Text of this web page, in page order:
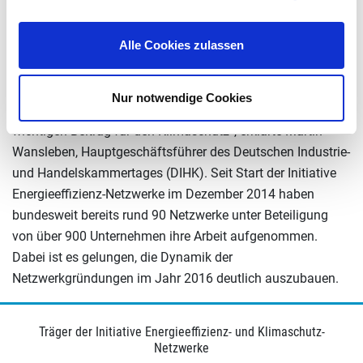
Alle Cookies zulassen
Nur notwendige Cookies
ausgezeichnet wurden, planen in den nächsten Jahren
insgesamt 257 Gigawattstunden Energie einzusparen.
„Unternehmen können von der Mitarbeit in Energieeffizienz-
Netzwerken profitieren. Indem sie lernen, ihren
Wettbewerbsfähigkeit und leisten gleichzeitig einen
wichtigen Beitrag für den Klimaschutz“, erklärte Martin
Wansleben, Hauptgeschäftsführer des Deutschen Industrie-
und Handelskammertages (DIHK). Seit Start der Initiative
Energieeffizienz-Netzwerke im Dezember 2014 haben
bundesweit bereits rund 90 Netzwerke unter Beteiligung
von über 900 Unternehmen ihre Arbeit aufgenommen.
Dabei ist es gelungen, die Dynamik der
Netzwerkgründungen im Jahr 2016 deutlich auszubauen.
Träger der Initiative Energieeffizienz- und Klimaschutz-
Netzwerke